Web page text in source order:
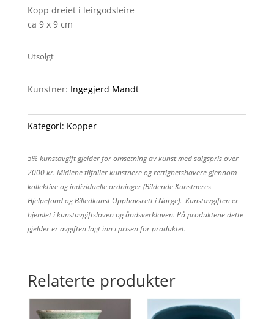
Kopp dreiet i leirgodsleire
ca 9 x 9 cm
Utsolgt
Kunstner: Ingegjerd Mandt
Kategori: Kopper
5% kunstavgift gjelder for omsetning av kunst med salgspris over
2000 kr. Midlene tilfaller kunstnere og rettighetshavere gjennom
kollektive og individuelle ordninger (Bildende Kunstneres
Hjelpefond og Billedkunst Opphavsrett i Norge). Kunstavgiften er
hjemlet i kunstavgiftsloven og åndsverkloven. På produktene dette
gjelder er avgiften lagt inn i prisen for produktet.
Relaterte produkter